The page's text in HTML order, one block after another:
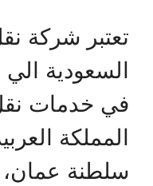
شركة
الي
خدمات نقل
العربية
عمان،